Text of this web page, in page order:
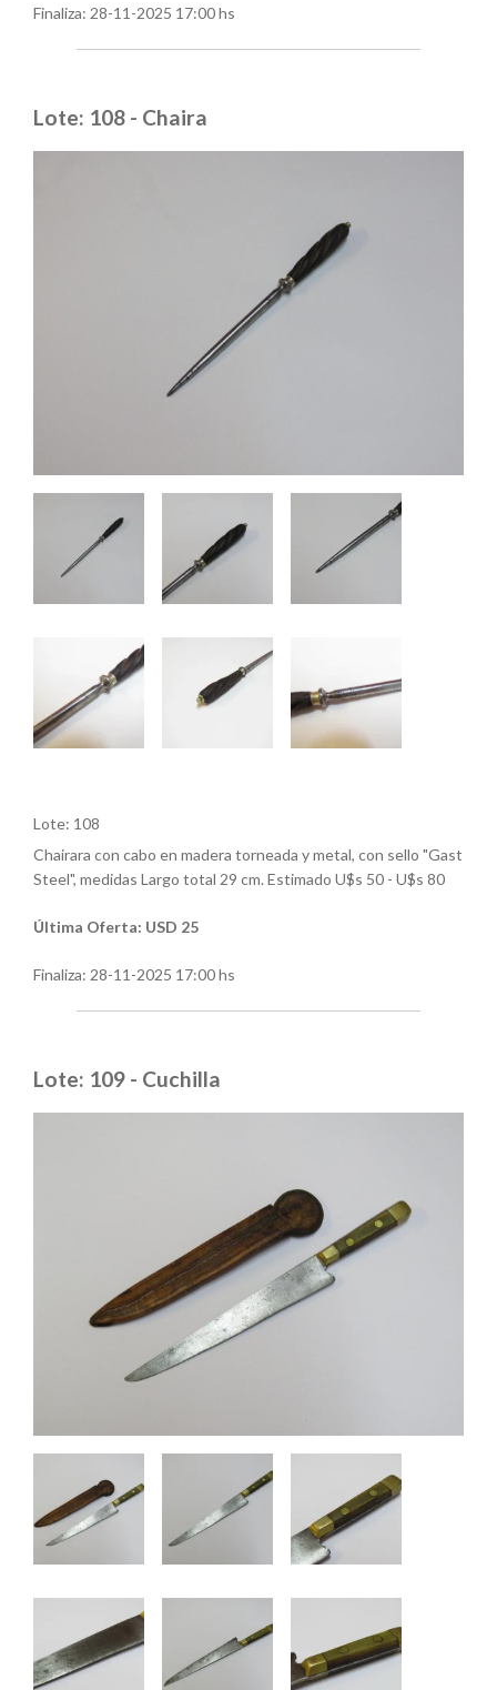
Finaliza: 28-11-2025 17:00 hs
Lote: 108 - Chaira
Lote: 108
Chairara con cabo en madera torneada y metal, con sello "Gast
Steel", medidas Largo total 29 cm. Estimado U$s 50 - U$s 80
Última Oferta: USD 25
Finaliza: 28-11-2025 17:00 hs
Lote: 109 - Cuchilla